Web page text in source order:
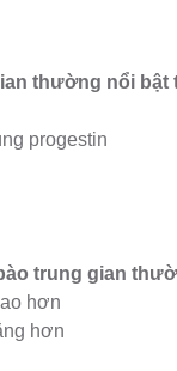
thường nổi bật
progestin
trung gian
hơn
hơn